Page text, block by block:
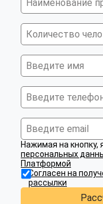
Нажимая на кнопку,
персональных
Платформой
Согласен на
рассылки